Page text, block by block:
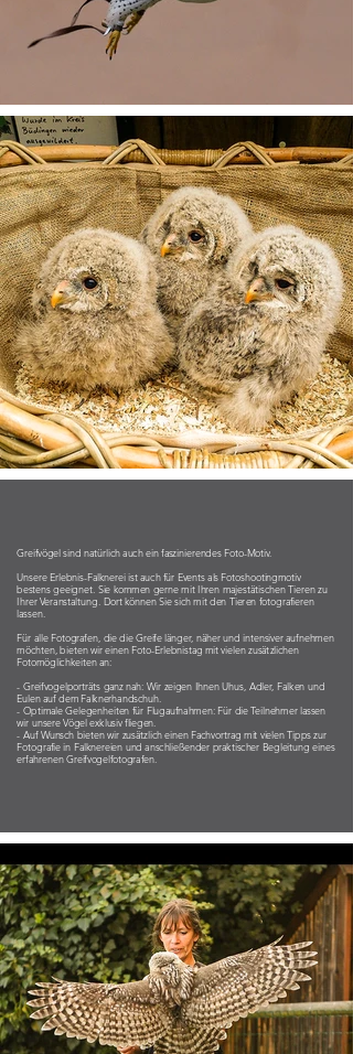
Greifvögel sind natürlich auch ein faszinierendes Foto-Motiv.
Unsere Erlebnis-Falknerei ist auch für Events als Fotoshootingmotiv
bestens geeignet. Sie kommen gerne mit Ihren majestätischen Tieren zu
Ihrer Veranstaltung. Dort können Sie sich mit den Tieren fotografieren
lassen.
Für alle Fotografen, die die Greife länger, näher und intensiver aufnehmen
möchten, bieten wir einen Foto-Erlebnistag mit vielen zusätzlichen
Fotomöglichkeiten an:
- Greifvogelporträts ganz nah: Wir zeigen Ihnen Uhus, Adler, Falken und
Eulen auf dem Falknerhandschuh.
- Optimale Gelegenheiten für Flugaufnahmen: Für die Teilnehmer lassen
wir unsere Vögel exklusiv fliegen.
- Auf Wunsch bieten wir zusätzlich einen Fachvortrag mit vielen Tipps zur
Fotografie in Falknereien und anschließender praktischer Begleitung eines
erfahrenen Greifvogelfotografen.